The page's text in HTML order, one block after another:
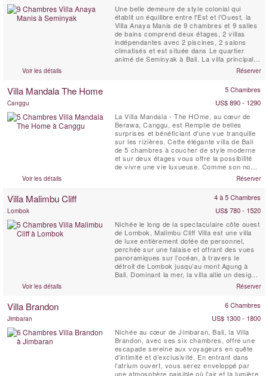
Une belle demeure de style colonial qui
établit un équilibre entre l'Est et l'Ouest, la
Villa Anaya Manis de 9 chambres et 9 salles
de bains comprend deux étages, 2 villas
indépendantes avec 2 piscines, 2 salons
climatisés et est située dans Le quartier
animé de Seminyak à Bali. La villa principale
abrite 4 chambres avec salles de bains
privatives, tandis que la villa d'hôtes dispose
Manis idéale pour des vacances à Bali pour
Voir les détails Réserver
Villa Mandala The Home 5 Chambres
Canggu
US$ 890 - 1290
La Villa Mandala - The HOme, au cœur de
Berawa, Canggu, est Remplie de belles
surprises et bénéficiant d'une vue tranquille
sur les rizières. Cette élégante villa de Bali
de 5 chambres à coucher de style moderne
et sur deux étages vous offre la possibilité
de vivre une vie luxueuse. Comme son nom
l'indique, la Villa « Mandala - The Home »
ressemble beaucoup à une maison familiale
entretenue et une grande piscine de 17
Voir les détails Réserver
Villa Malimbu Cliff 4 à 5 Chambres
Lombok
US$ 780 - 1520
Nichée le long de la spectaculaire côte ouest
de Lombok, Malimbu Cliff Villa est une villa
de luxe entièrement dotée de personnel,
perchée sur une falaise et offrant des vues
panoramiques sur l’océan, à travers le
détroit de Lombok jusqu’au mont Agung à
Bali. Dominant la mer, la villa allie un design
contemporain à la beauté sauvage de l’île et
à des couchers de soleil inoubliables. Les
Voir les détails Réserver
Villa Brandon 6 Chambres
Jimbaran
US$ 1300 - 1800
Nichée au cœur de Jimbaran, Bali, la Villa
Brandon, avec ses six chambres, offre une
escapade sereine aux voyageurs en quête
d’intimité et d’exclusivité. En entrant dans
l’atrium ouvert, vous serez enveloppé par
une atmosphère paisible où l’air et la lumière